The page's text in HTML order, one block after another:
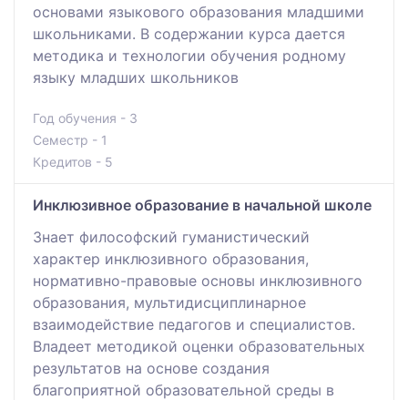
основами языкового образования младшими
школьниками. В содержании курса дается
методика и технологии обучения родному
языку младших школьников
Год обучения - 3
Семестр - 1
Кредитов - 5
Инклюзивное образование в начальной школе
Знает философский гуманистический
характер инклюзивного образования,
нормативно-правовые основы инклюзивного
образования, мультидисциплинарное
взаимодействие педагогов и специалистов.
Владеет методикой оценки образовательных
результатов на основе создания
благоприятной образовательной среды в